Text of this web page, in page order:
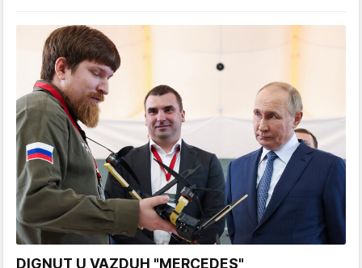
DIGNUT U VAZDUH "MERCEDES"